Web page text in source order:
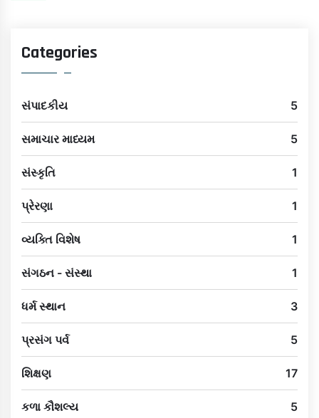
Categories
સંપાદકીય 5
સમાચાર માધ્યમ 5
સંસ્કૃતિ 1
પ્રેરણા 1
વ્યક્તિ વિશેષ 1
સંગઠન - સંસ્થા 1
ધર્મ સ્થાન 3
પ્રસંગ પર્વ 5
શિક્ષણ 17
કળા કૌશલ્ય 5